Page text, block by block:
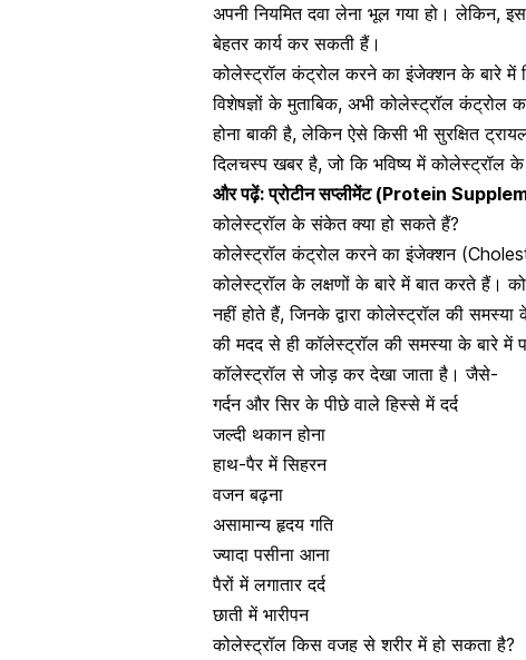
अपनी नियमित दवा लेना भूल गया हो। लेकिन,
बेहतर कार्य कर सकती हैं।
कोलेस्ट्रॉल कंट्रोल करने का इंजेक्शन के बारे में
विशेषज्ञों के मुताबिक, अभी कोलेस्ट्रॉल कंट्रोल
होना बाकी है, लेकिन ऐसे किसी भी सुरक्षित
दिलचस्प खबर है, जो कि भविष्य में कोलेस्ट्रॉल
और पढ़ें:प्रोटीन सप्लीमेंट (Protein
कोलेस्ट्रॉल के संकेत क्या हो सकते हैं?
कोलेस्ट्रॉल कंट्रोल करने का इंजेक्शन
कोलेस्ट्रॉल के लक्षणों के बारे में बात करते हैं।
नहीं होते हैं, जिनके द्वारा कोलेस्ट्रॉल की
की मदद से ही कॉलेस्ट्रॉल की समस्या के बारे
कॉलेस्ट्रॉल से जोड़ कर देखा जाता है। जैसे-
गर्दन और सिर के पीछे वाले हिस्से में दर्द
जल्दी थकान होना
हाथ-पैर में सिहरन
वजन बढ़ना
असामान्य हृदय गति
ज्यादा पसीना आना
पैरों में लगातार दर्द
छाती में भारीपन
कोलेस्ट्रॉल किस वजह से शरीर में हो सकता है?